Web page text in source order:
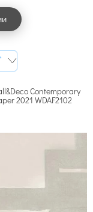
Contemporary
2021 WDAF2102